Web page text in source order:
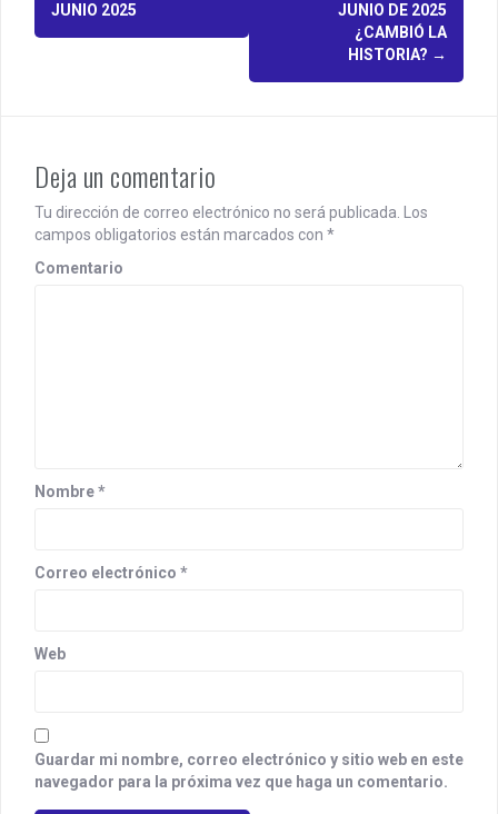
s
v
i
g
JUNIO 2025
JUNIO DE 2025
¿CAMBIÓ LA
HISTORIA? →
Deja un comentario
Tu dirección de correo electrónico no será publicada.
Los
campos obligatorios están marcados con *
Comentario
Nombre*
Correo electrónico *
Web
Guardar mi nombre, correo electrónico y sitio web en este
navegador para la próxima vez que haga un comentario.